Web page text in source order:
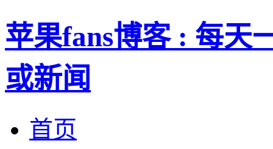
苹果fans博客 : 每天
或新闻
首页